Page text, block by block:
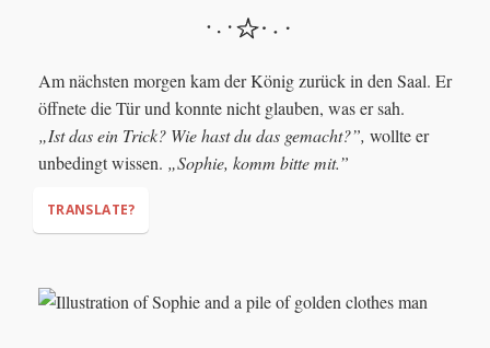
"I could use a diamond necklace."
Am nächsten morgen kam der König zurück in den Saal. Er
öffnete die Tür und konnte nicht glauben, was er sah.
„Ist das ein Trick? Wie hast du das gemacht?”, wollte er
unbedingt wissen. „Sophie, komm bitte mit.”
TRANSLATE?